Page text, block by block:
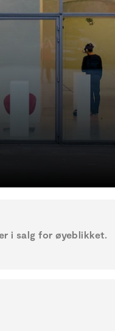
i salg for øyeblikket.